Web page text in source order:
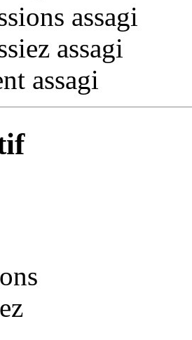
assagi
assagi
assagi